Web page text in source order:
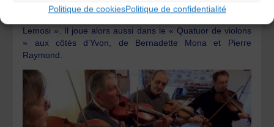
Politique de cookiesPolitique de confidentialité
René est célèbre à son tour, en particulier avec les vidéos
Lemosi ». Il joue alors aussi dans le « Quatuor de violons
» aux côtés d’Yvon, de Bernadette Mona et Pierre
Raymond.